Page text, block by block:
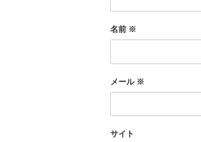
名前 ※
メール ※
サイト